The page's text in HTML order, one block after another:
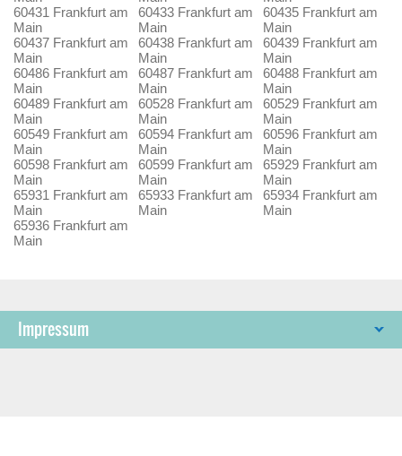
60431 Frankfurt am
Main
60433 Frankfurt am
Main
60435 Frankfurt am
Main
60437 Frankfurt am
Main
60438 Frankfurt am
Main
60439 Frankfurt am
Main
60486 Frankfurt am
Main
60487 Frankfurt am
Main
60488 Frankfurt am
Main
60489 Frankfurt am
Main
60528 Frankfurt am
Main
60529 Frankfurt am
Main
60549 Frankfurt am
Main
60594 Frankfurt am
Main
60596 Frankfurt am
Main
60598 Frankfurt am
Main
60599 Frankfurt am
Main
65929 Frankfurt am
Main
65931 Frankfurt am
Main
65933 Frankfurt am
Main
65934 Frankfurt am
Main
65936 Frankfurt am
Main
Impressum